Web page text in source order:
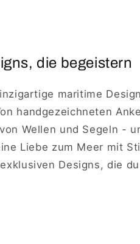
die begeistern
maritime
handgezeichneten
Wellen und Segeln -
Liebe zum Meer mit
Designs, die